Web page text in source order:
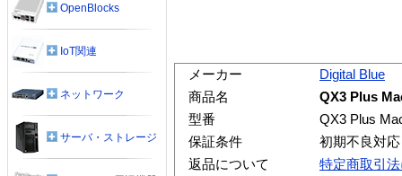
メーカー
Digital Blue
商品名
QX3 Plus
型番
QX3 Plus
保証条件
初期不良対
返品について
特定商取引
OpenBlocks
IoT関連
ネットワーク
サーバ・ストレージ